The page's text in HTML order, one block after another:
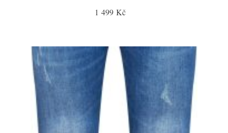
1 499 Kč